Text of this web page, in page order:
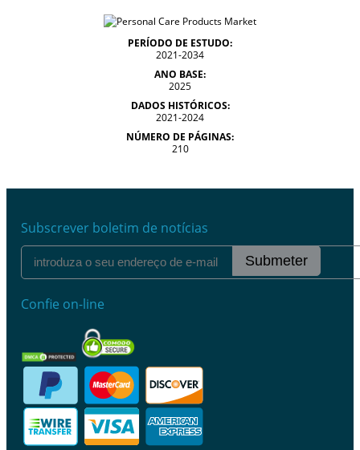
PERÍODO DE ESTUDO:
2021-2034
ANO BASE:
2025
DADOS HISTÓRICOS:
2021-2024
NÚMERO DE PÁGINAS:
210
Subscrever boletim de notícias
Submeter
Confie on-line